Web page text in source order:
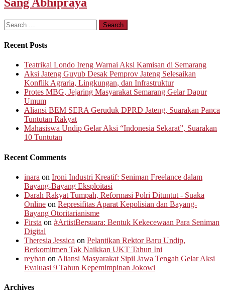
Search
for:
Recent Posts
Teatrikal Londo Ireng Warnai Aksi Kamisan di Semarang
Aksi Jateng Guyub Desak Pemprov Jateng Selesaikan
Konflik Agraria, Lingkungan, dan Infrastruktur
Protes MBG, Jejaring Masyarakat Semarang Gelar Dapur
Umum
Aliansi BEM SERA Geruduk DPRD Jateng, Suarakan Panca
Tuntutan Rakyat
Mahasiswa Undip Gelar Aksi “Indonesia Sekarat”, Suarakan
10 Tuntutan
Recent Comments
inara on Ironi Industri Kreatif: Seniman Freelance dalam
Bayang-Bayang Eksploitasi
Darah Rakyat Tumpah, Reformasi Polri Dituntut - Suaka
Online on Represifitas Aparat Kepolisian dan Bayang-
Bayang Otoritarianisme
Firsta on #ArtistBersuara: Bentuk Kekecewaan Para Seniman
Digital
Theresia Jessica on Pelantikan Rektor Baru Undip,
Berkomitmen Tak Naikkan UKT Tahun Ini
reyhan on Aliansi Masyarakat Sipil Jawa Tengah Gelar Aksi
Evaluasi 9 Tahun Kepemimpinan Jokowi
Archives